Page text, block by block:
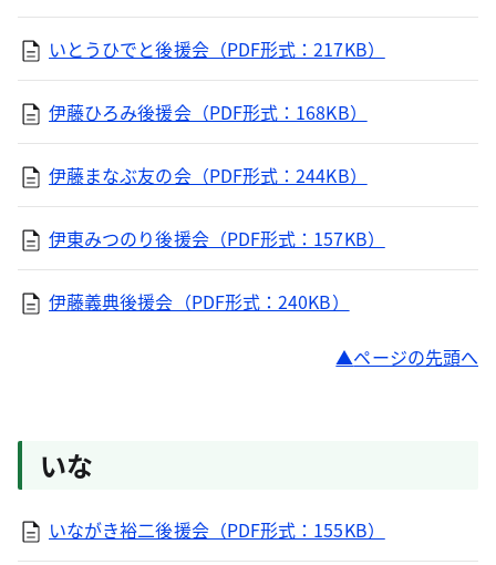
いとうひでと後援会（PDF形式：217KB）
伊藤ひろみ後援会（PDF形式：168KB）
伊藤まなぶ友の会（PDF形式：244KB）
伊東みつのり後援会（PDF形式：157KB）
伊藤義典後援会（PDF形式：240KB）
ページの先頭へ
いな
いながき裕二後援会（PDF形式：155KB）